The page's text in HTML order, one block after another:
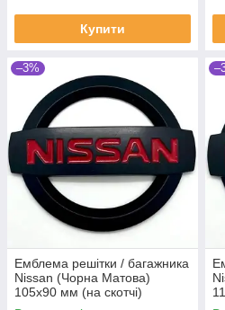
Купити
–3%
Емблема решітки / багажника
Nissan (Чорна Матова)
105х90 мм (на скотчі)
90890BR12A